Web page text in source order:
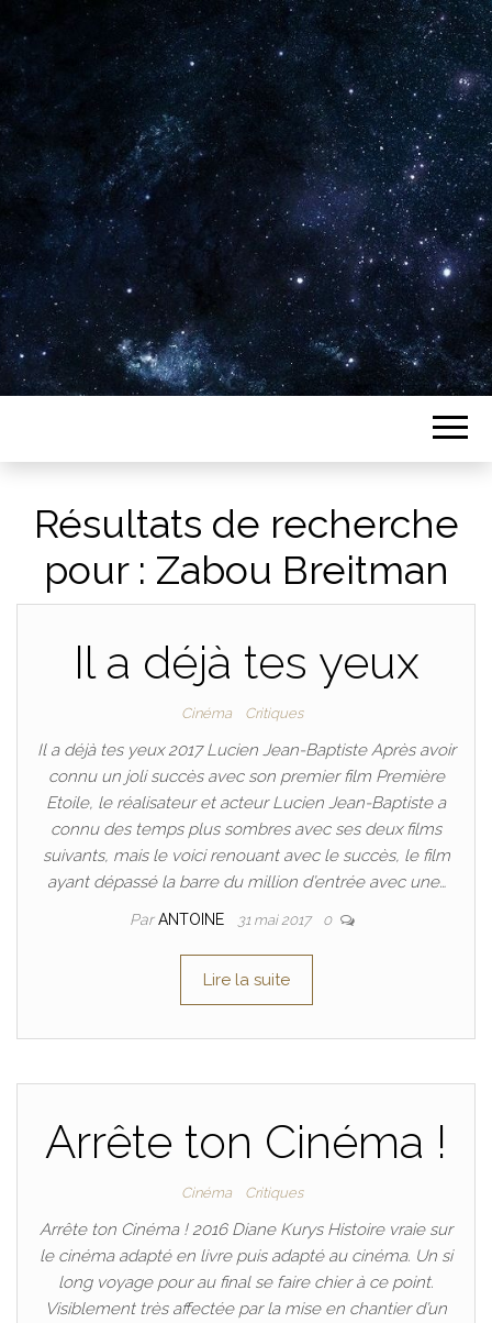
Plus de 2800 critiques de films
Résultats de recherche
pour : Zabou Breitman
Il a déjà tes yeux
Cinéma Critiques
Il a déjà tes yeux 2017 Lucien Jean-Baptiste Après avoir
connu un joli succès avec son premier film Première
Etoile, le réalisateur et acteur Lucien Jean-Baptiste a
connu des temps plus sombres avec ses deux films
suivants, mais le voici renouant avec le succès, le film
ayant dépassé la barre du million d’entrée avec une…
ParANTOINE 31 mai 2017 0
Lire la suite
Arrête ton Cinéma !
Cinéma Critiques
Arrête ton Cinéma ! 2016 Diane Kurys Histoire vraie sur
le cinéma adapté en livre puis adapté au cinéma. Un si
long voyage pour au final se faire chier à ce point.
Visiblement très affectée par la mise en chantier d’un